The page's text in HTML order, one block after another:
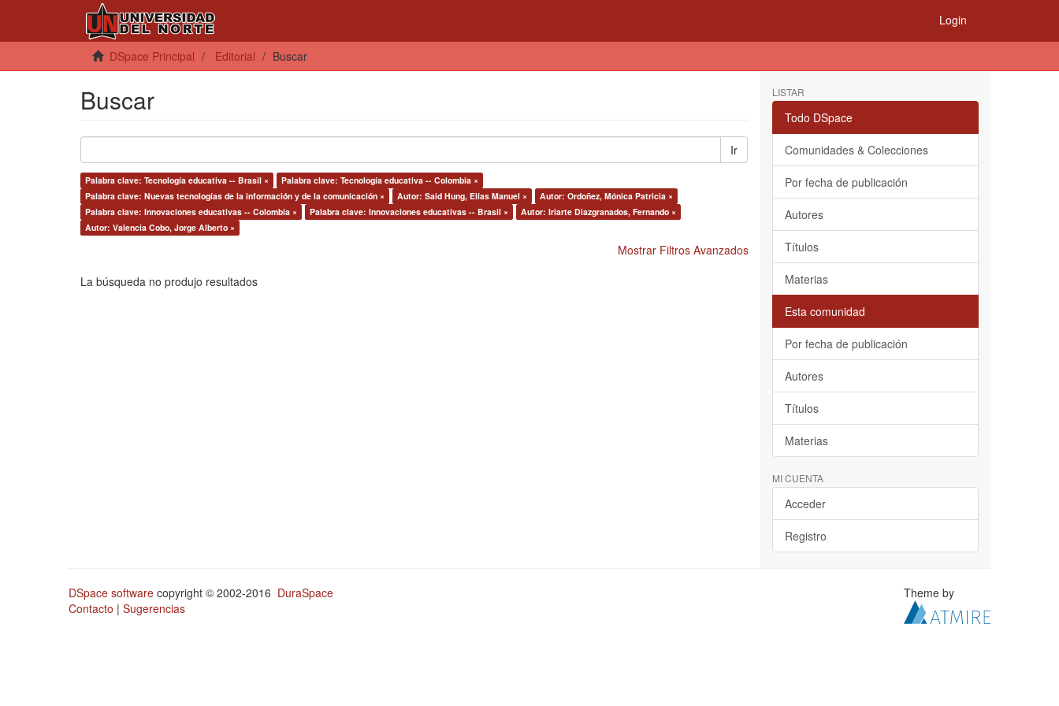
Login
DSpace Principal Editorial Buscar
Buscar
Ir
Palabra clave: Tecnología educativa -- Brasil ×
Palabra clave: Tecnología educativa -- Colombia ×
Palabra clave: Nuevas tecnologías de la información y de la comunicación ×
Autor: Said Hung, Elías Manuel ×
Autor: Ordoñez, Mónica Patricia ×
Palabra clave: Innovaciones educativas -- Colombia ×
Palabra clave: Innovaciones educativas -- Brasil ×
Autor: Iriarte Diazgranados, Fernando ×
Autor: Valencia Cobo, Jorge Alberto ×
Mostrar Filtros Avanzados
La búsqueda no produjo resultados
LISTAR
Todo DSpace
Comunidades & Colecciones
Por fecha de publicación
Autores
Títulos
Materias
Esta comunidad
Por fecha de publicación
Autores
Títulos
Materias
MI CUENTA
Acceder
Registro
DSpace software copyright © 2002-2016 DuraSpace
Contacto | Sugerencias
Theme by